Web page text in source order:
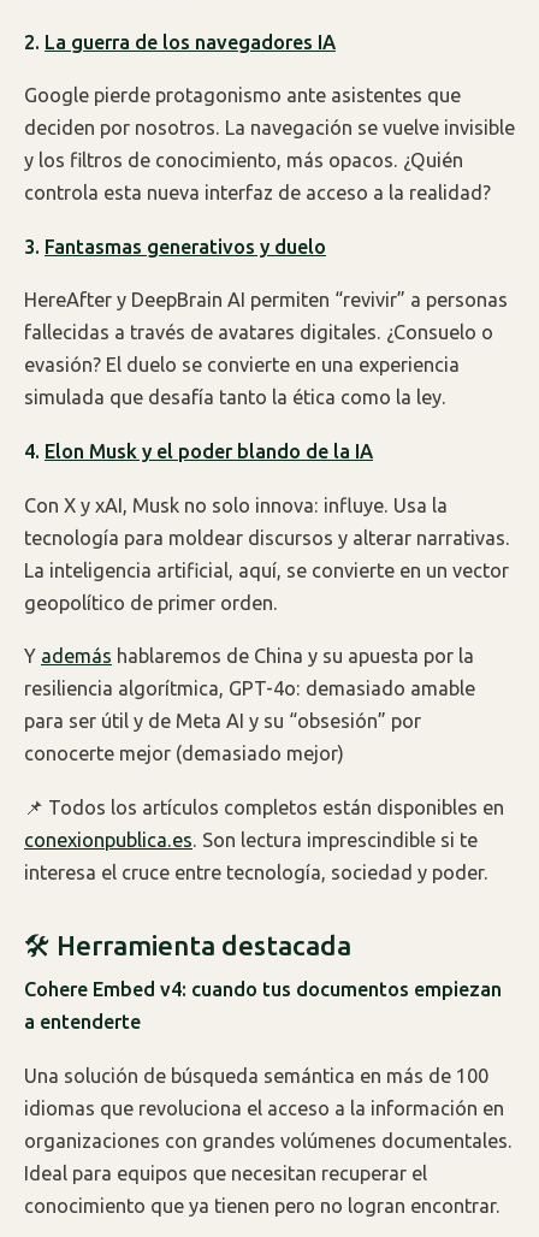
2. La guerra de los navegadores IA
Google pierde protagonismo ante asistentes que
deciden por nosotros. La navegación se vuelve invisible
y los filtros de conocimiento, más opacos. ¿Quién
controla esta nueva interfaz de acceso a la realidad?
3. Fantasmas generativos y duelo
HereAfter y DeepBrain AI permiten “revivir” a personas
fallecidas a través de avatares digitales. ¿Consuelo o
evasión? El duelo se convierte en una experiencia
simulada que desafía tanto la ética como la ley.
4. Elon Musk y el poder blando de la IA
Con X y xAI, Musk no solo innova: influye. Usa la
tecnología para moldear discursos y alterar narrativas.
La inteligencia artificial, aquí, se convierte en un vector
geopolítico de primer orden.
Y además hablaremos de China y su apuesta por la
resiliencia algorítmica, GPT-4o: demasiado amable
para ser útil y de Meta AI y su “obsesión” por
conocerte mejor (demasiado mejor)
📌 Todos los artículos completos están disponibles en
conexionpublica.es. Son lectura imprescindible si te
interesa el cruce entre tecnología, sociedad y poder.
🛠 Herramienta destacada
Cohere Embed v4: cuando tus documentos empiezan
a entenderte
Una solución de búsqueda semántica en más de 100
idiomas que revoluciona el acceso a la información en
organizaciones con grandes volúmenes documentales.
Ideal para equipos que necesitan recuperar el
conocimiento que ya tienen pero no logran encontrar.